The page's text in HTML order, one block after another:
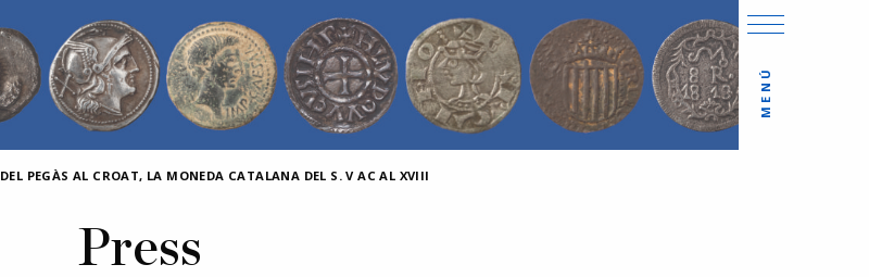
MENÚ
DEL PEGÀS AL CROAT, LA MONEDA CATALANA DEL S. V AC AL XVIII
Press